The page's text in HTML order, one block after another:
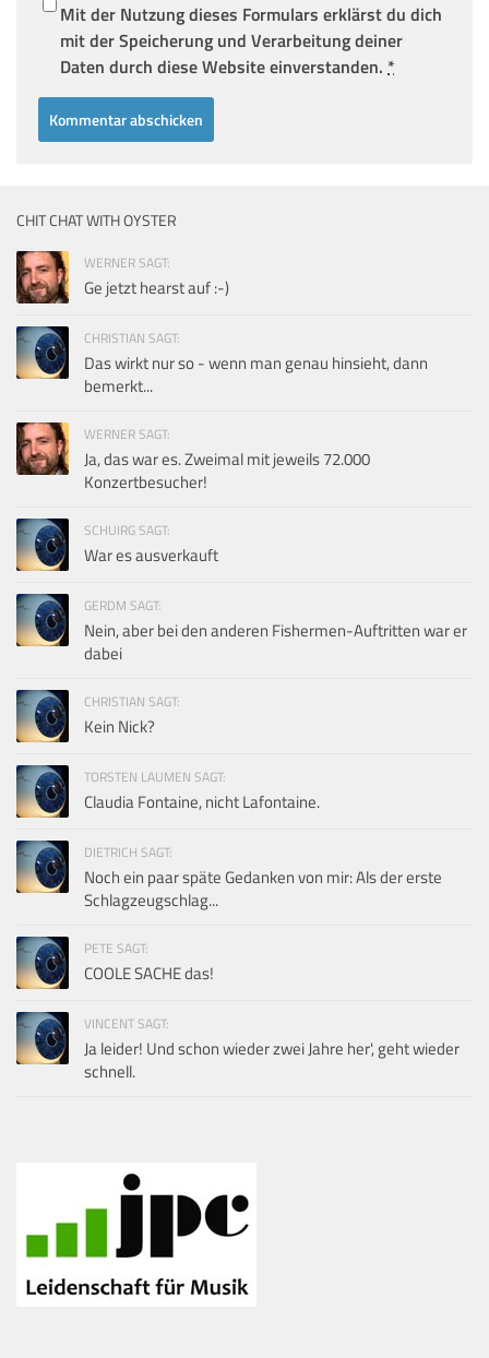
Mit der Nutzung dieses Formulars erklärst du dich
mit der Speicherung und Verarbeitung deiner
Daten durch diese Website einverstanden. *
CHIT CHAT WITH OYSTER
WERNER SAGT:
Ge jetzt hearst auf :-)
CHRISTIAN SAGT:
Das wirkt nur so - wenn man genau hinsieht, dann
bemerkt...
WERNER SAGT:
Ja, das war es. Zweimal mit jeweils 72.000
Konzertbesucher!
SCHUIRG SAGT:
War es ausverkauft
GERDM SAGT:
Nein, aber bei den anderen Fishermen-Auftritten war er
dabei
CHRISTIAN SAGT:
Kein Nick?
TORSTEN LAUMEN SAGT:
Claudia Fontaine, nicht Lafontaine.
DIETRICH SAGT:
Noch ein paar späte Gedanken von mir: Als der erste
Schlagzeugschlag...
PETE SAGT:
COOLE SACHE das!
VINCENT SAGT:
Ja leider! Und schon wieder zwei Jahre her', geht wieder
schnell.